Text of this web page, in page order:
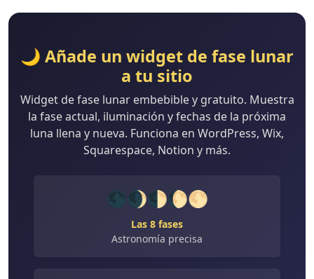
🌙 Añade un widget de fase lunar
a tu sitio
Widget de fase lunar embebible y gratuito. Muestra
la fase actual, iluminación y fechas de la próxima
luna llena y nueva. Funciona en WordPress, Wix,
Squarespace, Notion y más.
🌑🌒🌓🌔🌕
Las 8 fases
Astronomía precisa